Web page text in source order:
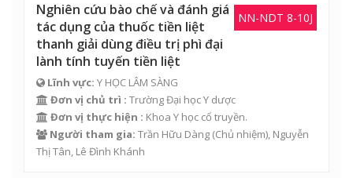
NN-NDT 8-10J
Nghiên cứu bào chế và đánh giá
tác dụng của thuốc tiền liệt
thanh giải dùng điều trị phì đại
lành tính tuyến tiền liệt
Lĩnh vực: Y HỌC LÂM SÀNG
Đơn vị chủ trì : Trường Đại học Y dược
Đơn vị thực hiện : Khoa Y học cổ truyền.
Người tham gia: Trần Hữu Dàng (Chủ nhiệm), Nguyễn
Thị Tân, Lê Đình Khánh